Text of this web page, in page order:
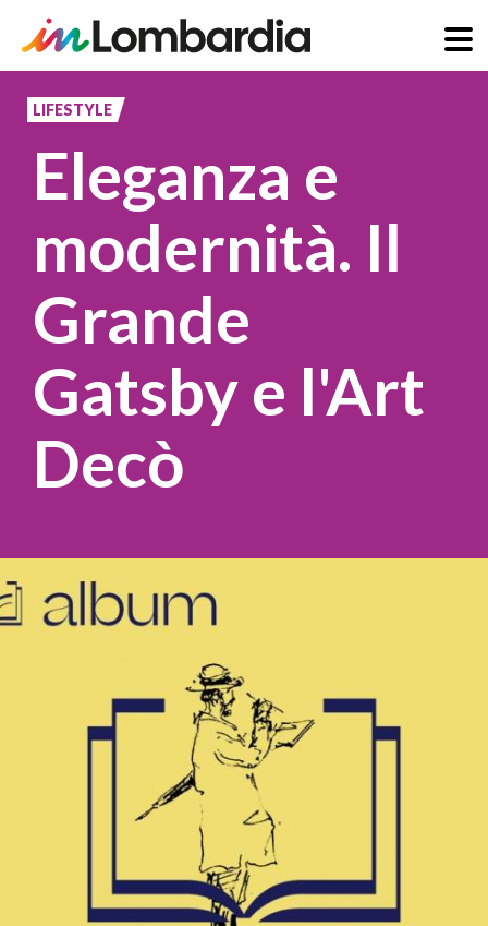
principale
LIFESTYLE
Eleganza e
modernità. Il
Grande
Gatsby e l'Art
Decò